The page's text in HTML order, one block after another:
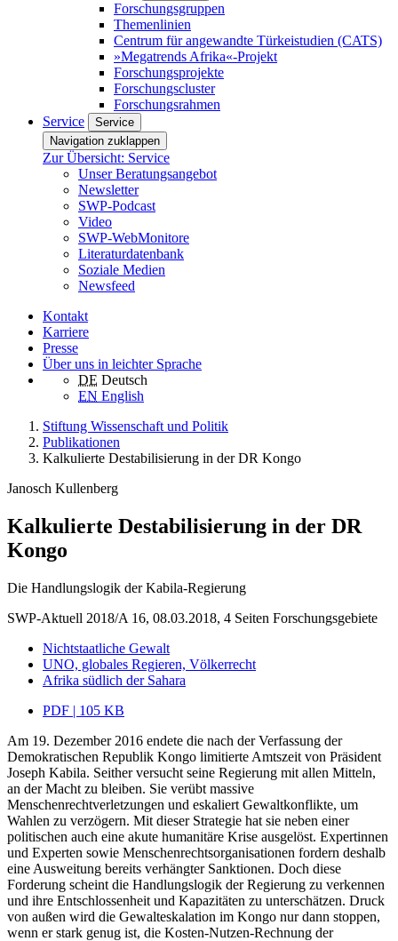
Forschungsgruppen
Themenlinien
Centrum für angewandte Türkeistudien (CATS)
»Megatrends Afrika«-Projekt
Forschungsprojekte
Forschungscluster
Forschungsrahmen
Service
Service
Navigation zuklappen
Zur Übersicht: Service
Unser Beratungsangebot
Newsletter
SWP-Podcast
Video
SWP-WebMonitore
Literaturdatenbank
Soziale Medien
Newsfeed
Kontakt
Karriere
Presse
Über uns in leichter Sprache
DE Deutsch
EN English
Stiftung Wissenschaft und Politik
Publikationen
Kalkulierte Destabilisierung in der DR Kongo
Janosch Kullenberg
Kalkulierte Destabilisierung in der DR
Kongo
Die Handlungslogik der Kabila-Regierung
SWP-Aktuell 2018/A 16, 08.03.2018, 4 Seiten Forschungsgebiete
Nichtstaatliche Gewalt
UNO, globales Regieren, Völkerrecht
Afrika südlich der Sahara
PDF | 105 KB
Am 19. Dezember 2016 endete die nach der Verfassung der
Demokratischen Republik Kongo limitierte Amtszeit von Präsident
Joseph Kabila. Seither versucht seine Regierung mit allen Mitteln,
an der Macht zu bleiben. Sie verübt massive
Menschenrechtverletzungen und eskaliert Gewaltkonflikte, um
Wahlen zu verzögern. Mit dieser Strategie hat sie neben einer
politischen auch eine akute humanitäre Krise ausgelöst. Expertinnen
und Experten sowie Menschenrechtsorganisationen fordern deshalb
eine Ausweitung bereits verhängter Sanktionen. Doch diese
Forderung scheint die Handlungslogik der Regierung zu verkennen
und ihre Entschlossenheit und Kapazitäten zu unterschätzen. Druck
von außen wird die Gewalteskalation im Kongo nur dann stoppen,
wenn er stark genug ist, die Kosten-Nutzen-Rechnung der